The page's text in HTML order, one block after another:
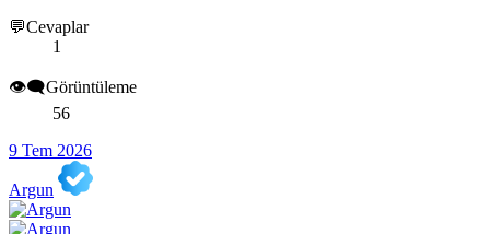
💬Cevaplar
1
👁️‍🗨️Görüntüleme
56
9 Tem 2026
Argun